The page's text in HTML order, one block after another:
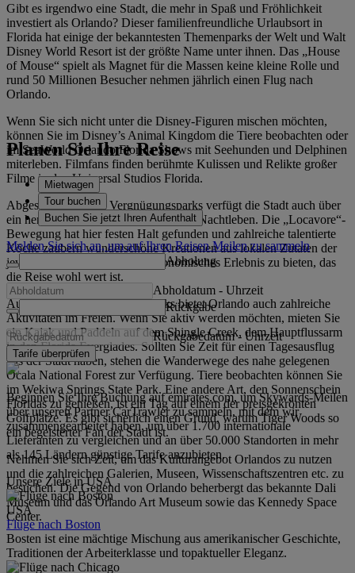
Gibt es irgendwo eine Stadt, die mehr in Spaß und Fröhlichkeit
investiert als Orlando? Dieser familienfreundliche Urlaubsort in
Florida hat einige der bekanntesten Themenparks der Welt und Walt
Disney World Resort ist der größte Name unter ihnen. Das „House
of Mouse“ spielt als Magnet für die Massen keine kleine Rolle und
rund 50 Millionen Besucher nehmen jährlich einen Flug nach
Orlando.
Wenn Sie sich nicht unter die Disney-Figuren mischen möchten,
können Sie im Disney’s Animal Kingdom die Tiere beobachten oder
im SeaWorld Orlando Florida Shows mit Seehunden und Delphinen
miterleben. Filmfans finden berühmte Kulissen und Relikte großer
Filme in den Universal Studios Florida.
Abgesehen von den Vergnügungsparks verfügt die Stadt auch über
ein hervorragendes Gastronomie- und Nachtleben. Die „Locavore“-
Bewegung hat hier festen Halt gefunden und zahlreiche talentierte
Köche zaubern wunderschöne Kreationen aus lokalen Zutaten der
jeweiligen Saison, um ein gastronomisches Erlebnis zu bieten, das
die Reise wohl wert ist.
Außerhalb der Vergnügungsparks bietet Orlando auch zahlreiche
Aktivitäten im Freien. Wenn Sie aktiv werden möchten, mieten Sie
ein Kajak und Paddeln auf dem Shingle Creek, dem Hauptflussarm
in den Florida Everglades. Sollten Sie Zeit für einen Tagesausflug
aus der Stadt haben, stehen die Wanderwege des nahe gelegenen
Ocala National Forest zur Verfügung. Tiere beobachten können Sie
im Wekiwa Springs State Park. Eine andere Art, den Sonnenschein
Floridas zu genießen, ist ein Tag auf einem der preisgekrönten
Golfplätze. Es gibt sicherlich einen Grund, warum Tiger Woods so
ein begeisterter Fan der Stadt ist.
Nehmen Sie sich Zeit, um das Kulturangebot Orlandos zu nutzen
und die zahlreichen Galerien, Museen, Wissenschaftszentren etc. zu
besuchen. Die Gegend von Orlando beherbergt das bekannte Dali
Museum und das Orlando Art Museum sowie das Kennedy Space
Center.
Planen Sie Ihre Reise
Mietwagen
Tour buchen
Buchen Sie jetzt Ihren Aufenthalt
Melden Sie sich an, um auf Ihren Reisen Meilen zu sammeln
Abholung
Abholdatum - Uhrzeit
Rückgabe
Rückgabedatum - Uhrzeit
Tarife überprüfen
Beginnen Sie Ihre Buchung auf emirates.com, um Skywards-Meilen
über unseren Partner CarTrawler zu sammeln, mit dem wir
zusammengearbeitet haben, um über 1.700 internationale
Lieferanten zu vergleichen und an über 50.000 Standorten in mehr
als 145 Ländern günstige Tarife anzubieten.
Unsere Ziele in USA
USA
Flüge nach Boston
Bosten ist eine mächtige Mischung aus amerikanischer Geschichte,
Traditionen der Arbeiterklasse und topaktueller Eleganz.